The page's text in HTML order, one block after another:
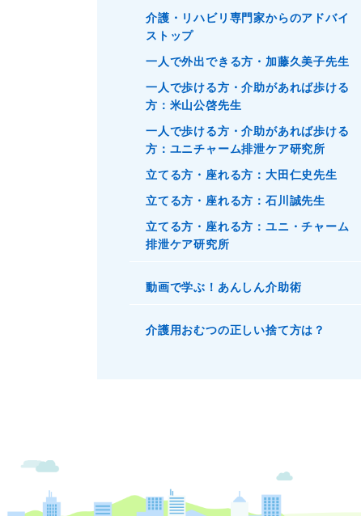
介護・リハビリ専門家からのアドバイ
ストップ
一人で外出できる方・加藤久美子先生
一人で歩ける方・介助があれば歩ける
方：米山公啓先生
一人で歩ける方・介助があれば歩ける
方：ユニチャーム排泄ケア研究所
立てる方・座れる方：大田仁史先生
立てる方・座れる方：石川誠先生
立てる方・座れる方：ユニ・チャーム
排泄ケア研究所
動画で学ぶ！あんしん介助術
介護用おむつの正しい捨て方は？